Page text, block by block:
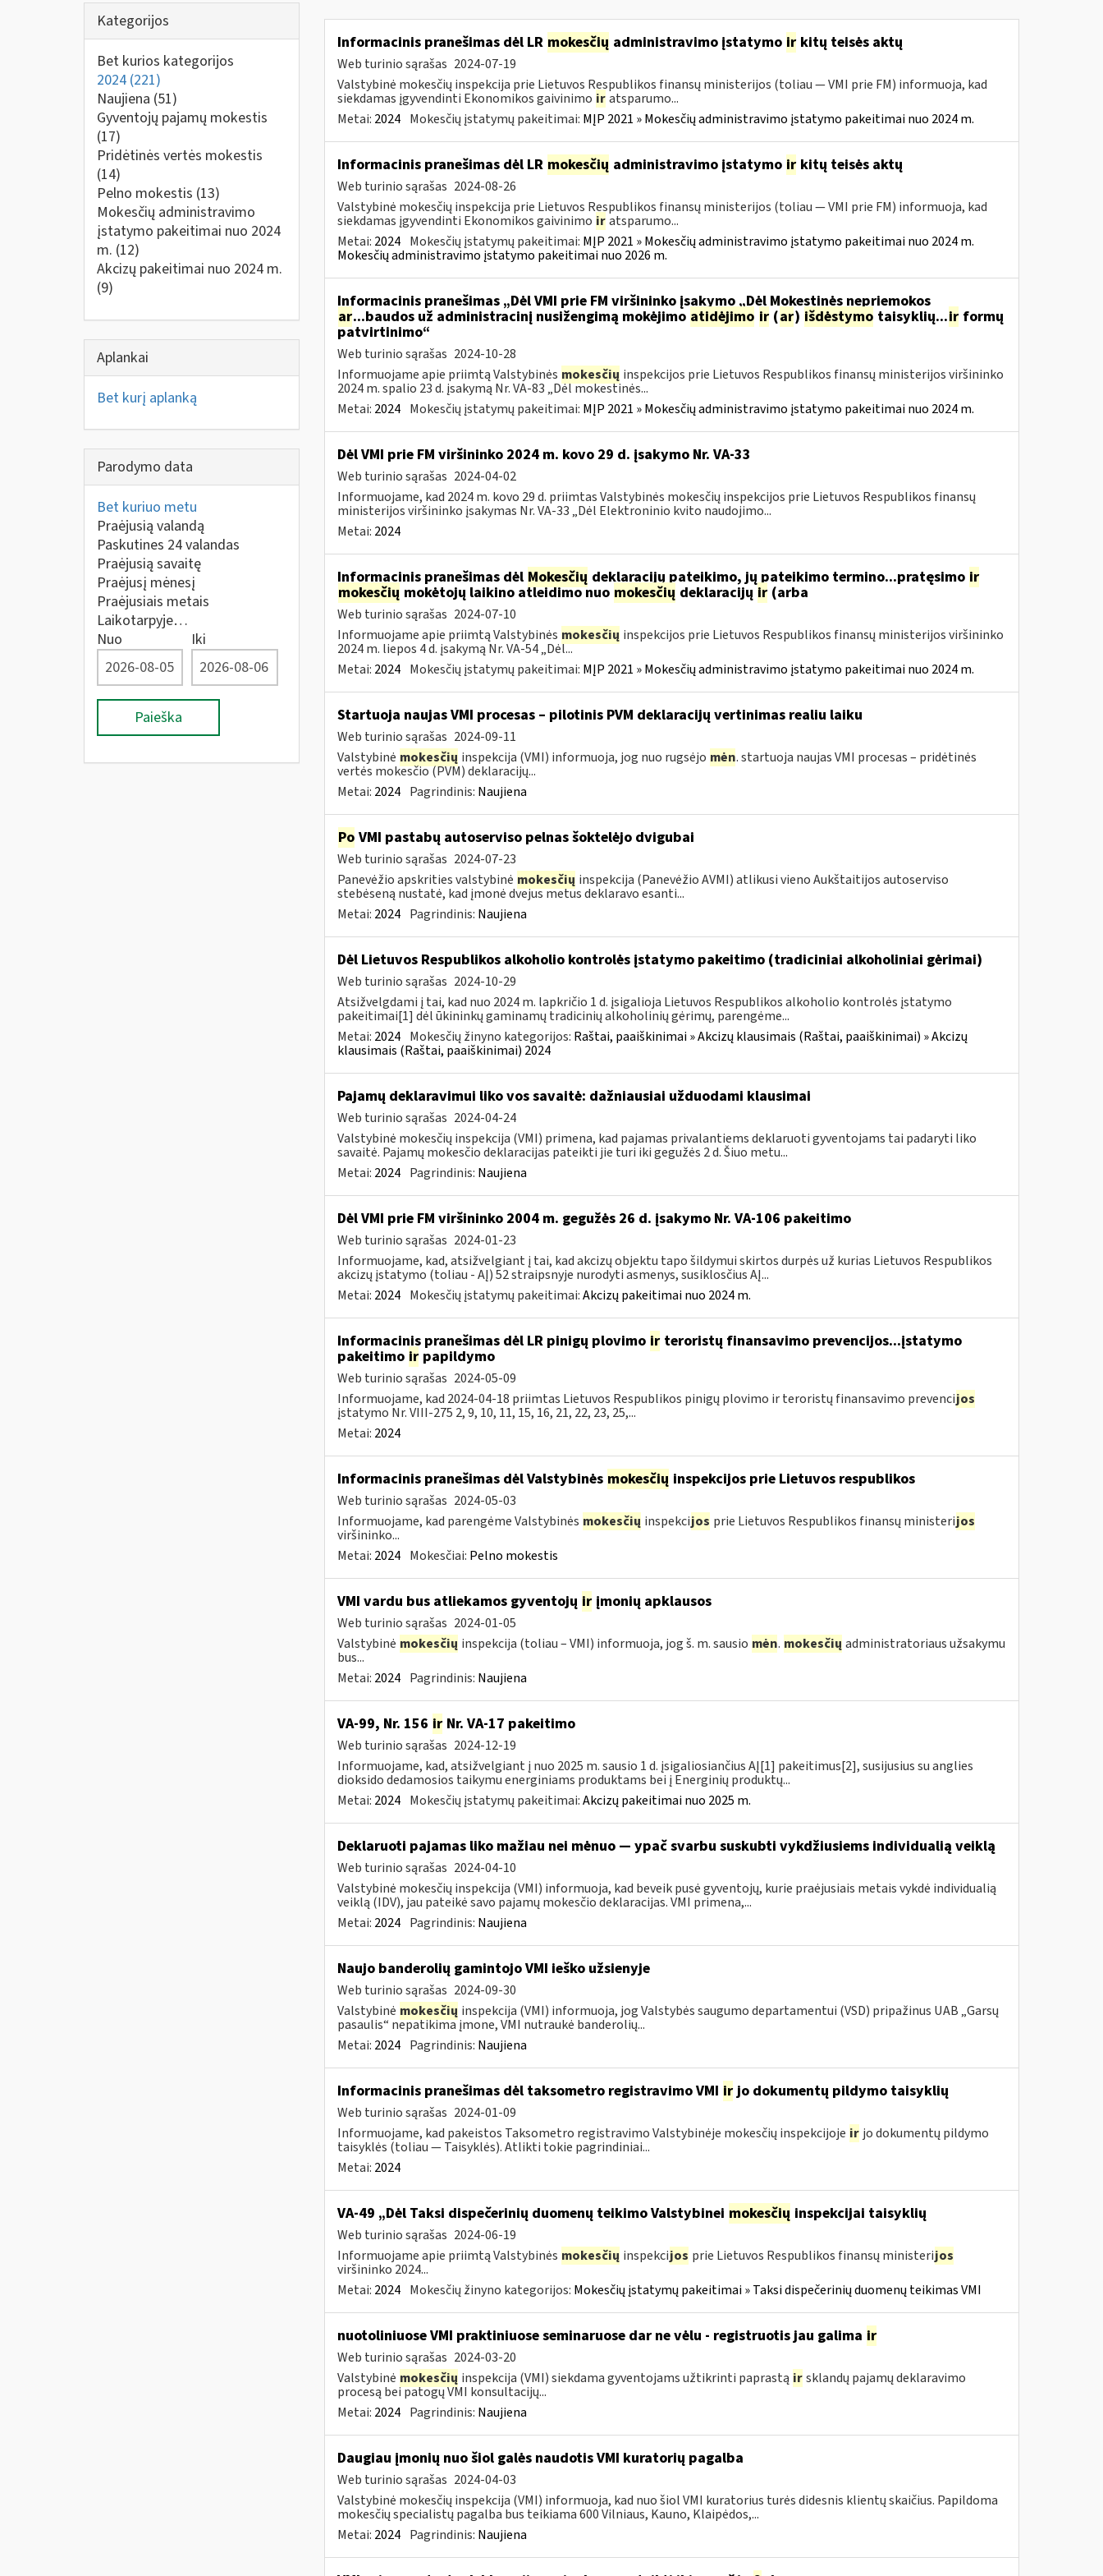
Kategorijos
Bet kurios kategorijos
2024 (221)
Naujiena (51)
Gyventojų pajamų mokestis
(17)
Pridėtinės vertės mokestis
(14)
Pelno mokestis (13)
Mokesčių administravimo
įstatymo pakeitimai nuo 2024
m. (12)
Akcizų pakeitimai nuo 2024 m.
(9)
Aplankai
Bet kurį aplanką
Parodymo data
Bet kuriuo metu
Praėjusią valandą
Paskutines 24 valandas
Praėjusią savaitę
Praėjusį mėnesį
Praėjusiais metais
Laikotarpyje…
Nuo
Iki
Paieška
Informacinis pranešimas dėl LR mokesčių administravimo įstatymo irkitų teisės aktų
Web turinio sąrašas 2024-07-19
Valstybinė mokesčių inspekcija prie Lietuvos Respublikos finansų ministerijos (toliau — VMI prie FM) informuoja, kad
siekdamas įgyvendinti Ekonomikos gaivinimo ir atsparumo...
Metai: 2024 Mokesčių įstatymų pakeitimai: MĮP 2021 » Mokesčių administravimo įstatymo pakeitimai nuo 2024 m.
Informacinis pranešimas dėl LR mokesčių administravimo įstatymo irkitų teisės aktų
Web turinio sąrašas 2024-08-26
Valstybinė mokesčių inspekcija prie Lietuvos Respublikos finansų ministerijos (toliau — VMI prie FM) informuoja, kad
siekdamas įgyvendinti Ekonomikos gaivinimo ir atsparumo...
Metai: 2024 Mokesčių įstatymų pakeitimai: MĮP 2021 » Mokesčių administravimo įstatymo pakeitimai nuo 2024 m.
Mokesčių administravimo įstatymo pakeitimai nuo 2026 m.
Informacinis pranešimas „Dėl VMI prie FM viršininko įsakymo „Dėl Mokestinės nepriemokos
ar...baudos už administracinį nusižengimą mokėjimo atidėjimo ir(ar) išdėstymo taisyklių...irformų
patvirtinimo“
Web turinio sąrašas 2024-10-28
Informuojame apie priimtą Valstybinės mokesčių inspekcijos prie Lietuvos Respublikos finansų ministerijos viršininko
2024 m. spalio 23 d. įsakymą Nr. VA-83 „Dėl mokestinės...
Metai: 2024 Mokesčių įstatymų pakeitimai: MĮP 2021 » Mokesčių administravimo įstatymo pakeitimai nuo 2024 m.
Dėl VMI prie FM viršininko 2024 m. kovo 29 d. įsakymo Nr. VA-33
Web turinio sąrašas 2024-04-02
Informuojame, kad 2024 m. kovo 29 d. priimtas Valstybinės mokesčių inspekcijos prie Lietuvos Respublikos finansų
ministerijos viršininko įsakymas Nr. VA-33 „Dėl Elektroninio kvito naudojimo...
Metai: 2024
Informacinis pranešimas dėl Mokesčių deklaracijų pateikimo, jų pateikimo termino...pratęsimo ir
mokesčių mokėtojų laikino atleidimo nuo mokesčių deklaracijų ir(arba
Web turinio sąrašas 2024-07-10
Informuojame apie priimtą Valstybinės mokesčių inspekcijos prie Lietuvos Respublikos finansų ministerijos viršininko
2024 m. liepos 4 d. įsakymą Nr. VA-54 „Dėl...
Metai: 2024 Mokesčių įstatymų pakeitimai: MĮP 2021 » Mokesčių administravimo įstatymo pakeitimai nuo 2024 m.
Startuoja naujas VMI procesas – pilotinis PVM deklaracijų vertinimas realiu laiku
Web turinio sąrašas 2024-09-11
Valstybinė mokesčių inspekcija (VMI) informuoja, jog nuo rugsėjo mėn. startuoja naujas VMI procesas – pridėtinės
vertės mokesčio (PVM) deklaracijų...
Metai: 2024 Pagrindinis: Naujiena
Po VMI pastabų autoserviso pelnas šoktelėjo dvigubai
Web turinio sąrašas 2024-07-23
Panevėžio apskrities valstybinė mokesčių inspekcija (Panevėžio AVMI) atlikusi vieno Aukštaitijos autoserviso
stebėseną nustatė, kad įmonė dvejus metus deklaravo esanti...
Metai: 2024 Pagrindinis: Naujiena
Dėl Lietuvos Respublikos alkoholio kontrolės įstatymo pakeitimo (tradiciniai alkoholiniai gėrimai)
Web turinio sąrašas 2024-10-29
Atsižvelgdami į tai, kad nuo 2024 m. lapkričio 1 d. įsigalioja Lietuvos Respublikos alkoholio kontrolės įstatymo
pakeitimai[1] dėl ūkininkų gaminamų tradicinių alkoholinių gėrimų, parengėme...
Metai: 2024 Mokesčių žinyno kategorijos: Raštai, paaiškinimai » Akcizų klausimais (Raštai, paaiškinimai) » Akcizų
klausimais (Raštai, paaiškinimai) 2024
Pajamų deklaravimui liko vos savaitė: dažniausiai užduodami klausimai
Web turinio sąrašas 2024-04-24
Valstybinė mokesčių inspekcija (VMI) primena, kad pajamas privalantiems deklaruoti gyventojams tai padaryti liko
savaitė. Pajamų mokesčio deklaracijas pateikti jie turi iki gegužės 2 d. Šiuo metu...
Metai: 2024 Pagrindinis: Naujiena
Dėl VMI prie FM viršininko 2004 m. gegužės 26 d. įsakymo Nr. VA-106 pakeitimo
Web turinio sąrašas 2024-01-23
Informuojame, kad, atsižvelgiant į tai, kad akcizų objektu tapo šildymui skirtos durpės už kurias Lietuvos Respublikos
akcizų įstatymo (toliau - AĮ) 52 straipsnyje nurodyti asmenys, susiklosčius AĮ...
Metai: 2024 Mokesčių įstatymų pakeitimai:Akcizų pakeitimai nuo 2024 m.
Informacinis pranešimas dėl LR pinigų plovimo irteroristų finansavimo prevencijos...įstatymo
pakeitimo irpapildymo
Web turinio sąrašas 2024-05-09
Informuojame, kad 2024-04-18 priimtas Lietuvos Respublikos pinigų plovimo ir teroristų finansavimo prevencijos
įstatymo Nr. VIII-275 2, 9, 10, 11, 15, 16, 21, 22, 23, 25,...
Metai: 2024
Informacinis pranešimas dėl Valstybinės mokesčių inspekcijos prie Lietuvos respublikos
Web turinio sąrašas 2024-05-03
Informuojame, kad parengėme Valstybinės mokesčių inspekcijos prie Lietuvos Respublikos finansų ministerijos
viršininko...
Metai: 2024 Mokesčiai: Pelno mokestis
VMI vardu bus atliekamos gyventojų irįmonių apklausos
Web turinio sąrašas 2024-01-05
Valstybinė mokesčių inspekcija (toliau – VMI) informuoja, jog š. m. sausio mėn. mokesčių administratoriaus užsakymu
bus...
Metai: 2024 Pagrindinis: Naujiena
VA-99, Nr. 156 irNr. VA-17 pakeitimo
Web turinio sąrašas 2024-12-19
Informuojame, kad, atsižvelgiant į nuo 2025 m. sausio 1 d. įsigaliosiančius AĮ[1] pakeitimus[2], susijusius su anglies
dioksido dedamosios taikymu energiniams produktams bei į Energinių produktų...
Metai: 2024 Mokesčių įstatymų pakeitimai:Akcizų pakeitimai nuo 2025 m.
Deklaruoti pajamas liko mažiau nei mėnuo — ypač svarbu suskubti vykdžiusiems individualią veiklą
Web turinio sąrašas 2024-04-10
Valstybinė mokesčių inspekcija (VMI) informuoja, kad beveik pusė gyventojų, kurie praėjusiais metais vykdė individualią
veiklą (IDV), jau pateikė savo pajamų mokesčio deklaracijas. VMI primena,...
Metai: 2024 Pagrindinis: Naujiena
Naujo banderolių gamintojo VMI ieško užsienyje
Web turinio sąrašas 2024-09-30
Valstybinė mokesčių inspekcija (VMI) informuoja, jog Valstybės saugumo departamentui (VSD) pripažinus UAB „Garsų
pasaulis“ nepatikima įmone, VMI nutraukė banderolių...
Metai: 2024 Pagrindinis: Naujiena
Informacinis pranešimas dėl taksometro registravimo VMI irjo dokumentų pildymo taisyklių
Web turinio sąrašas 2024-01-09
Informuojame, kad pakeistos Taksometro registravimo Valstybinėje mokesčių inspekcijoje ir jo dokumentų pildymo
taisyklės (toliau — Taisyklės). Atlikti tokie pagrindiniai...
Metai: 2024
VA-49 „Dėl Taksi dispečerinių duomenų teikimo Valstybinei mokesčių inspekcijai taisyklių
Web turinio sąrašas 2024-06-19
Informuojame apie priimtą Valstybinės mokesčių inspekcijos prie Lietuvos Respublikos finansų ministerijos
viršininko 2024...
Metai: 2024 Mokesčių žinyno kategorijos: Mokesčių įstatymų pakeitimai » Taksi dispečerinių duomenų teikimas VMI
nuotoliniuose VMI praktiniuose seminaruose dar ne vėlu - registruotis jau galima ir
Web turinio sąrašas 2024-03-20
Valstybinė mokesčių inspekcija (VMI) siekdama gyventojams užtikrinti paprastą ir sklandų pajamų deklaravimo
procesą bei patogų VMI konsultacijų...
Metai: 2024 Pagrindinis: Naujiena
Daugiau įmonių nuo šiol galės naudotis VMI kuratorių pagalba
Web turinio sąrašas 2024-04-03
Valstybinė mokesčių inspekcija (VMI) informuoja, kad nuo šiol VMI kuratorius turės didesnis klientų skaičius. Papildoma
mokesčių specialistų pagalba bus teikiama 600 Vilniaus, Kauno, Klaipėdos,...
Metai: 2024 Pagrindinis: Naujiena